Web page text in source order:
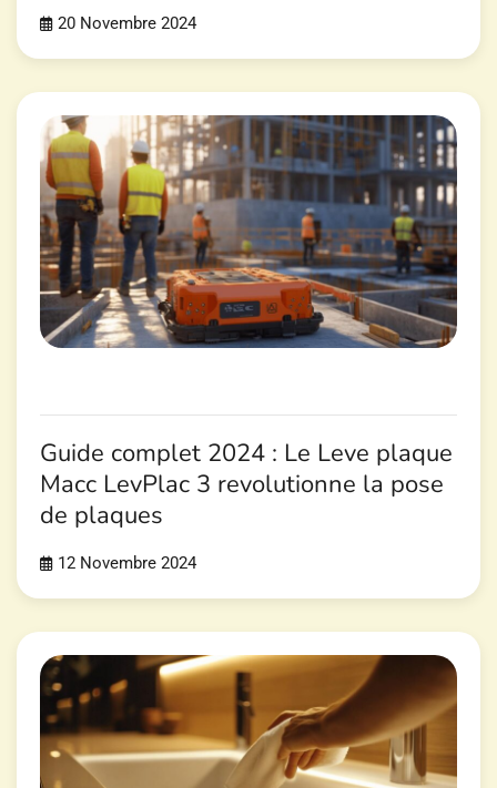
20 Novembre 2024
Guide complet 2024 : Le Leve plaque
Macc LevPlac 3 revolutionne la pose
de plaques
12 Novembre 2024